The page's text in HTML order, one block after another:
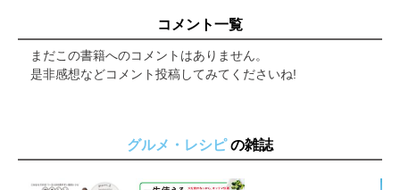
電子版奥付
コメント一覧
まだこの書籍へのコメントはありません。
是非感想などコメント投稿してみてくださいね!
グルメ・レシピの雑誌